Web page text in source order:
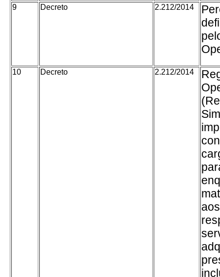
9 Decreto 2.212/2014
10 Decreto 2.212/2014